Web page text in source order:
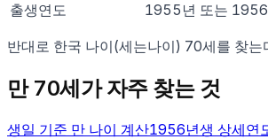
출생연도 1955년 또는
반대로 한국 나이(세는나이) 70세를 찾는
만 70세가 자주 찾는 것
생일 기준 만 나이 계산1956년생 상세연